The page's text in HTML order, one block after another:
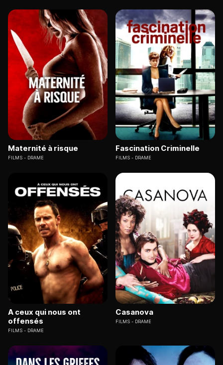
Maternité à risque
FILMS DRAME
Fascination Criminelle
FILMS DRAME
A ceux qui nous ont
offensés
FILMS DRAME
Casanova
FILMS DRAME